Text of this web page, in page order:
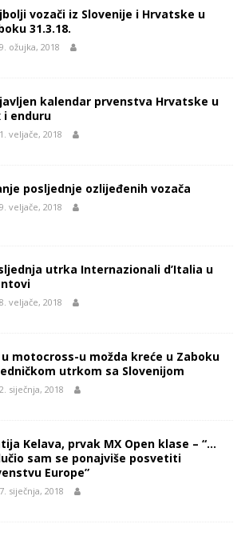
vozači iz Slovenije i Hrvatske u
31.3.18.
ožujka, 2018
kalendar prvenstva Hrvatske u
i enduru
veljače, 2018
posljednje ozlijeđenih vozača
veljače, 2018
utrka Internazionali d’Italia u
veljače, 2018
u motocross-u možda kreće u Zaboku
utrkom sa Slovenijom
siječnja, 2018
Kelava, prvak MX Open klase – “…
sam se ponajviše posvetiti
Europe”
siječnja, 2018